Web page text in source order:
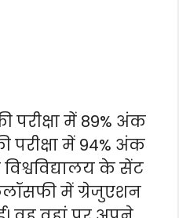
परीक्षा में 89% अंक
परीक्षा में 94% अंक
विश्वविद्यालय के सेंट
में ग्रेजुएशन